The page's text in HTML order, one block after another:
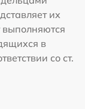
их
в
со ст.